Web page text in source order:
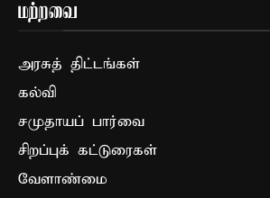
மற்றவை
அரசுத் திட்டங்கள்
கல்வி
சமுதாயப் பார்வை
சிறப்புக் கட்டுரைகள்
வேளாண்மை